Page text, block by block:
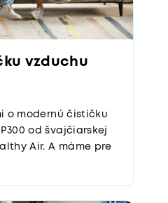
vzduchu
o modernú čističku
od švajčiarskej
Air. A máme pre